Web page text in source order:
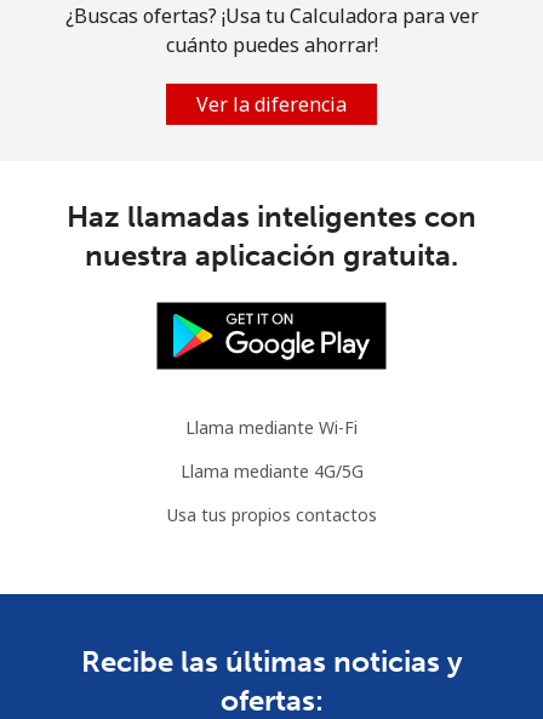
¿Buscas ofertas? ¡Usa tu Calculadora para ver
cuánto puedes ahorrar!
Ver la diferencia
Haz llamadas inteligentes con
nuestra aplicación gratuita.
Llama mediante Wi-Fi
Llama mediante 4G/5G
Usa tus propios contactos
Recibe las últimas noticias y
ofertas: